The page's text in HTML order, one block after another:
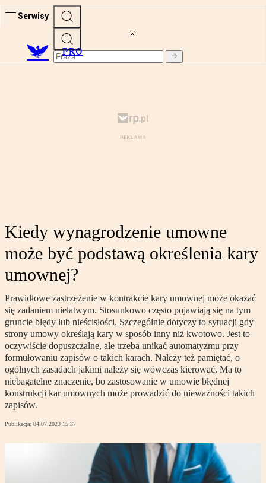
Serwisy
PRO
Kiedy wynagrodzenie umowne
może być podstawą określenia kary
umownej?
Prawidłowe zastrzeżenie w kontrakcie kary umownej może okazać
się zadaniem niełatwym. Stosunkowo często pojawiają się na tym
gruncie błędy lub nieścisłości. Szczególnie dotyczy to sytuacji gdy
strony umowy określają kary w sposób inny niż kwotowo. Jest to
oczywiście dopuszczalne, ale trzeba unikać automatyzmu przy
formułowaniu zapisów o takich karach. Należy też pamiętać, o
ogólnych zasadach jakimi należy się wówczas kierować. Ma to
niebagatelne znaczenie, bo zastosowanie w umowie błędnej
konstrukcji kar umownych może prowadzić do nieważności takich
zapisów.
Publikacja: 04.07.2023 15:37